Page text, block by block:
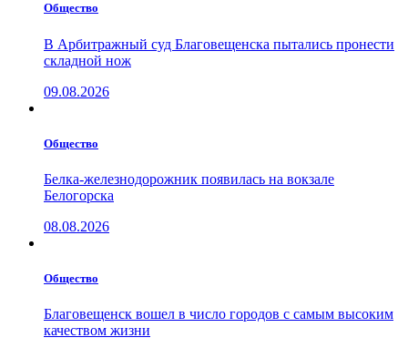
Общество
В Арбитражный суд Благовещенска пытались пронести
складной нож
09.08.2026
Общество
Белка-железнодорожник появилась на вокзале
Белогорска
08.08.2026
Общество
Благовещенск вошел в число городов с самым высоким
качеством жизни